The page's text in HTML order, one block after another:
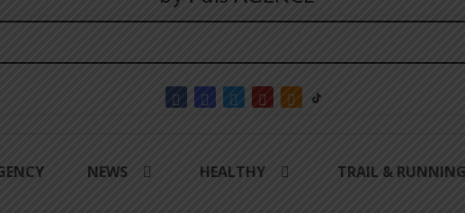
NEWS HEALTHY TRAIL & RUNNING